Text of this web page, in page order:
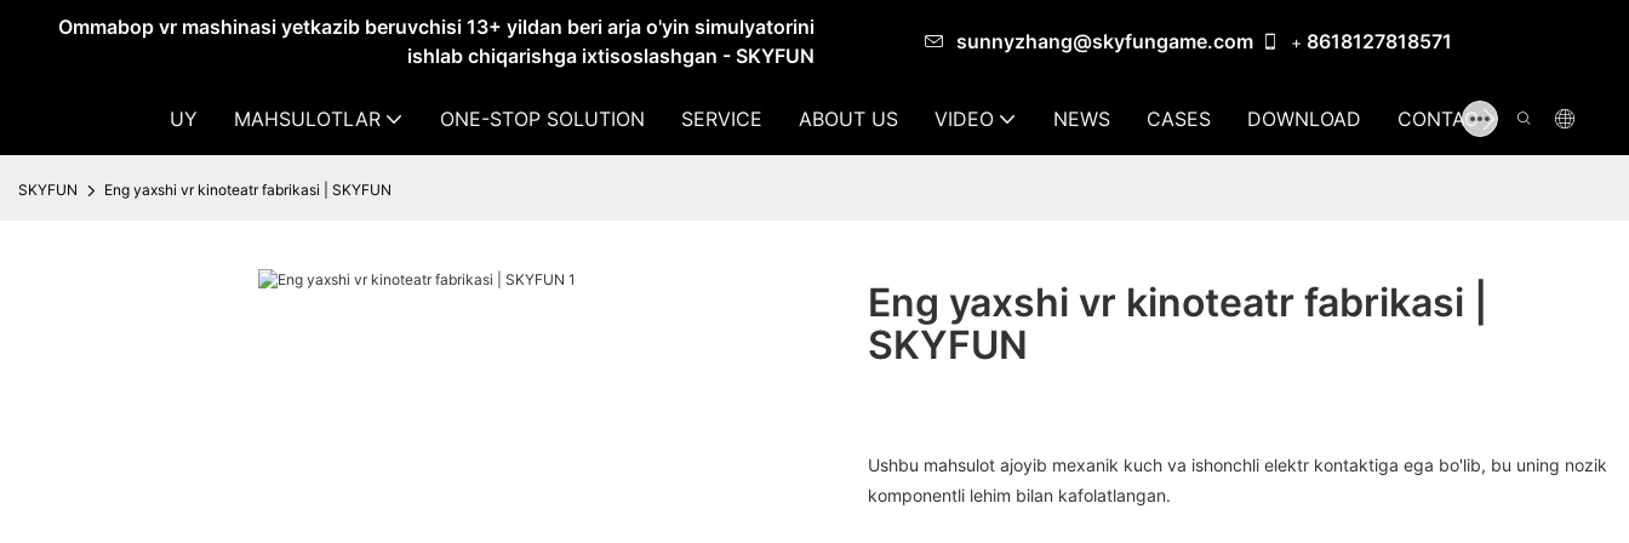
Ommabop vr mashinasi yetkazib beruvchisi 13+ yildan beri arja o'yin simulyatorini
ishlab chiqarishga ixtisoslashgan - SKYFUN
sunnyzhang@skyfungame.com +8618127818571
UY MAHSULOTLAR ONE-STOP SOLUTION SERVICE ABOUT US VIDEO NEWS CASES DOWNLOAD CONTACT US
SKYFUN Eng yaxshi vr kinoteatr fabrikasi | SKYFUN
Eng yaxshi vr kinoteatr fabrikasi |
SKYFUN
Ushbu mahsulot ajoyib mexanik kuch va ishonchli elektr kontaktiga ega bo'lib, bu uning nozik
komponentli lehim bilan kafolatlangan.